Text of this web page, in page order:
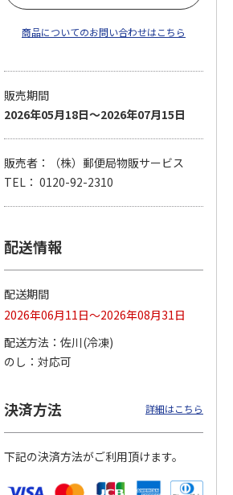
(送料・税込) (送料・税込)
商品についてのお問い合わせはこちら
販売期間
2026年05月18日～2026年07月15日
販売者：（株）郵便局物販サービス
TEL： 0120-92-2310
配送情報
配送期間
2026年06月11日～2026年08月31日
配送方法
佐川(冷凍)
のし
対応可
決済方法 詳細はこちら
下記の決済方法がご利用頂けます。